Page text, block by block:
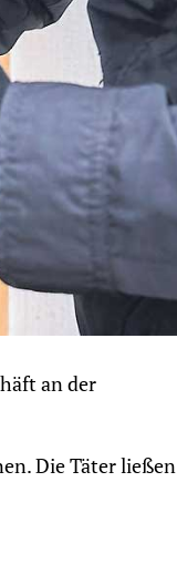
an der
Die Täter ließen